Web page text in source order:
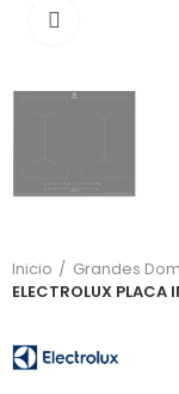
Inicio Grandes
ELECTROLUX